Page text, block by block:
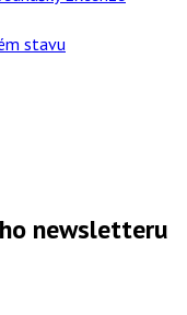
stavu
newsletteru